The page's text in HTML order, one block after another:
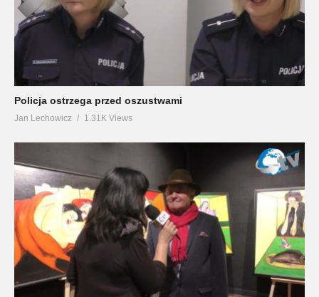
Policja ostrzega przed oszustwami
Jan Lechowicz 1.31K Views